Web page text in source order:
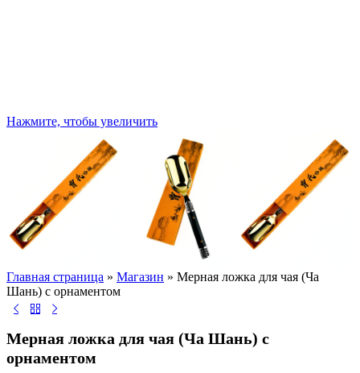
Нажмите, чтобы увеличить
Главная страница » Магазин » Мерная ложка для чая (Ча
Шань) с орнаментом
Мерная ложка для чая (Ча Шань) с
орнаментом